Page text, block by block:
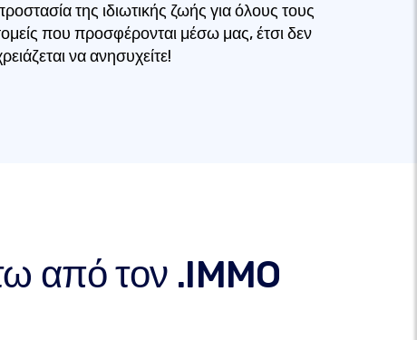
της ιδιωτικής ζωής για όλους τους
που προσφέρονται μέσω μας, έτσι δεν
να ανησυχείτε!
από τον .IMMO